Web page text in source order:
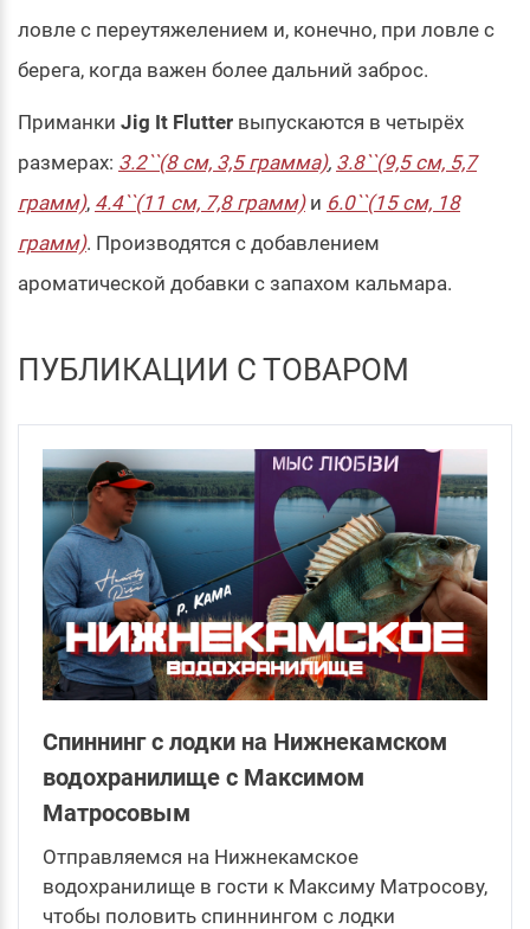
ловле с переутяжелением и, конечно, при ловле с
берега, когда важен более дальний заброс.
Приманки Jig It Flutter выпускаются в четырёх
размерах: 3.2``(8 см, 3,5 грамма), 3.8``(9,5 см, 5,7
грамм), 4.4``(11 см, 7,8 грамм) и 6.0``(15 см, 18
грамм). Производятся с добавлением
ароматической добавки с запахом кальмара.
ПУБЛИКАЦИИ С ТОВАРОМ
Спиннинг с лодки на Нижнекамском
водохранилище с Максимом
Матросовым
Отправляемся на Нижнекамское
водохранилище в гости к Максиму Матросову,
чтобы половить спиннингом с лодки